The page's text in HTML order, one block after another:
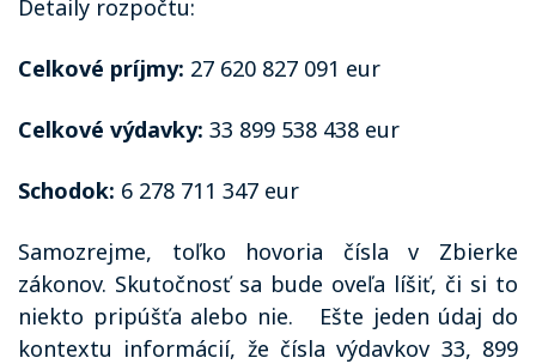
Detaily rozpočtu:
Celkové príjmy: 27 620 827 091 eur
Celkové výdavky: 33 899 538 438 eur
Schodok: 6 278 711 347 eur
Samozrejme, toľko hovoria čísla v Zbierke
zákonov. Skutočnosť sa bude oveľa líšiť, či si to
niekto pripúšťa alebo nie.
Ešte jeden údaj do
kontextu informácií, že čísla výdavkov 33, 899